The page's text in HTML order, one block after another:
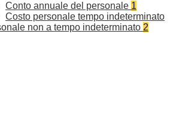
Conto annuale del personale 1
Costo personale tempo indeterminato
non a tempo indeterminato 2